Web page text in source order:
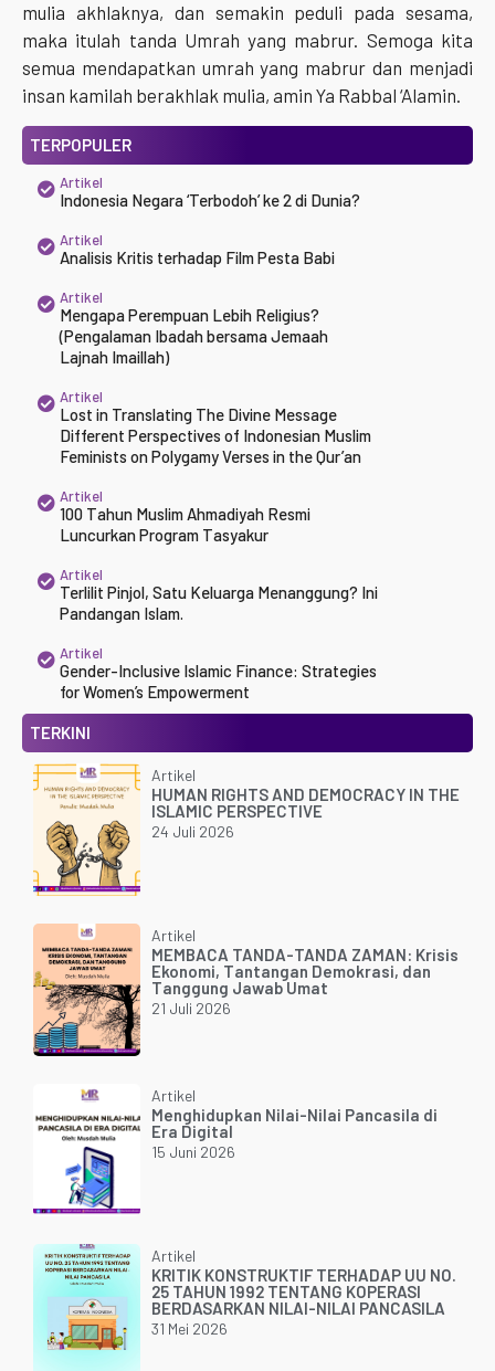
mulia akhlaknya, dan semakin peduli pada sesama,
maka itulah tanda Umrah yang mabrur. Semoga kita
semua mendapatkan umrah yang mabrur dan menjadi
insan kamilah berakhlak mulia, amin Ya Rabbal ‘Alamin.
TERPOPULER
Artikel
Indonesia Negara ‘Terbodoh’ ke 2 di Dunia?
Artikel
Analisis Kritis terhadap Film Pesta Babi
Artikel
Mengapa Perempuan Lebih Religius?
(Pengalaman Ibadah bersama Jemaah
Lajnah Imaillah)
Artikel
Lost in Translating The Divine Message
Different Perspectives of Indonesian Muslim
Feminists on Polygamy Verses in the Qur’an
Artikel
100 Tahun Muslim Ahmadiyah Resmi
Luncurkan Program Tasyakur
Artikel
Terlilit Pinjol, Satu Keluarga Menanggung? Ini
Pandangan Islam.
Artikel
Gender-Inclusive Islamic Finance: Strategies
for Women’s Empowerment
TERKINI
Artikel
HUMAN RIGHTS AND DEMOCRACY IN THE
ISLAMIC PERSPECTIVE
24 Juli 2026
Artikel
MEMBACA TANDA-TANDA ZAMAN: Krisis
Ekonomi, Tantangan Demokrasi, dan
Tanggung Jawab Umat
21 Juli 2026
Artikel
Menghidupkan Nilai-Nilai Pancasila di
Era Digital
15 Juni 2026
Artikel
KRITIK KONSTRUKTIF TERHADAP UU NO.
25 TAHUN 1992 TENTANG KOPERASI
BERDASARKAN NILAI-NILAI PANCASILA
31 Mei 2026